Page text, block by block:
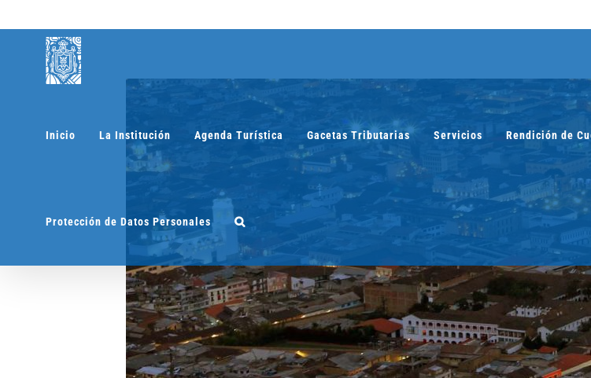
contenido
Inicio La Institución Agenda Turística Gacetas Tributarias Servicios Rendición de
Protección de Datos Personales